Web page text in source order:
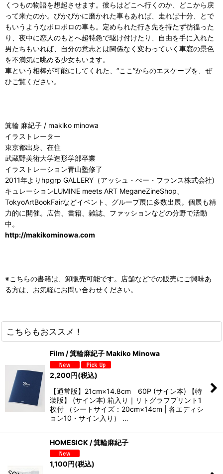
くつもの物語を想起させます。彼らはどこへ行くのか、どこから戻
って来たのか。ぴかぴかに磨かれた車もあれば、走れば十分、とで
もいうようなボロボロの車も。定められた行き先を持たず彷徨った
り、夜中に恋人のもとへ超特急で駆け付けたり、自由を手に入れた
男たちもいれば、自分の意志とは関係なく変わっていく車窓の景色
を不満気に眺める少女もいます。
車という相棒が可能にしてくれた、“ここ”からのエスケープを、ぜ
ひご覧ください。
箕輪 麻紀子 / makiko minowa
イラストレーター
東京都出身、在住
武蔵野美術大学造形学部卒業
イラストレーション青山塾修了
2011年よりhpgrp GALLERY（アッシュ・ぺー・フランス株式会社)
キュレーションLUMINE meets ART MeganeZineShop、
TokyoArtBookFairなどイベント、グループ展に多数出展。個展も精
力的に開催。広告、書籍、雑誌、ファッションなどの分野で活動
中。
http://makikominowa.com
※こちらの書籍は、卸販売可能です。店舗などでの販売にご興味あ
る方は、お気軽にお問い合わせください。
こちらもおススメ！
Film / 箕輪麻紀子 Makiko Minowa
2,200円(税込)
【通常版】21cm×14.8cm 60P (サイン本) 【特
装版】 (サイン本) 箱入り｜リトグラフプリント1
枚付 （シートサイズ：20cm×14cm | 各エディシ
ョン10・サイン入り） …
HOMESICK / 箕輪麻紀子
1,100円(税込)